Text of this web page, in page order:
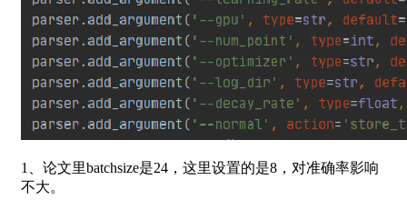
1、论文里batchsize是24，这里设置的是8，对准确率影响
不大。